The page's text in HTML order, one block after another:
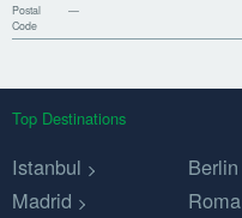
Postal
Code
—
Top Destinations
Istanbul
Berlin
Madrid
Roma